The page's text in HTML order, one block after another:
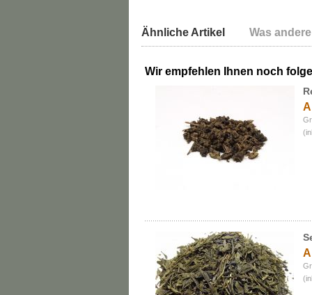
Ähnliche Artikel Was
Wir empfehlen Ihnen noch